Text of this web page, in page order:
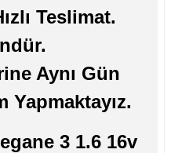
Teslimat.
Aynı Gün
Yapmaktayız.
3 1.6 16v